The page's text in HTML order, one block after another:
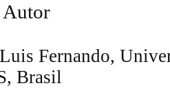
Fernando,
Brasil